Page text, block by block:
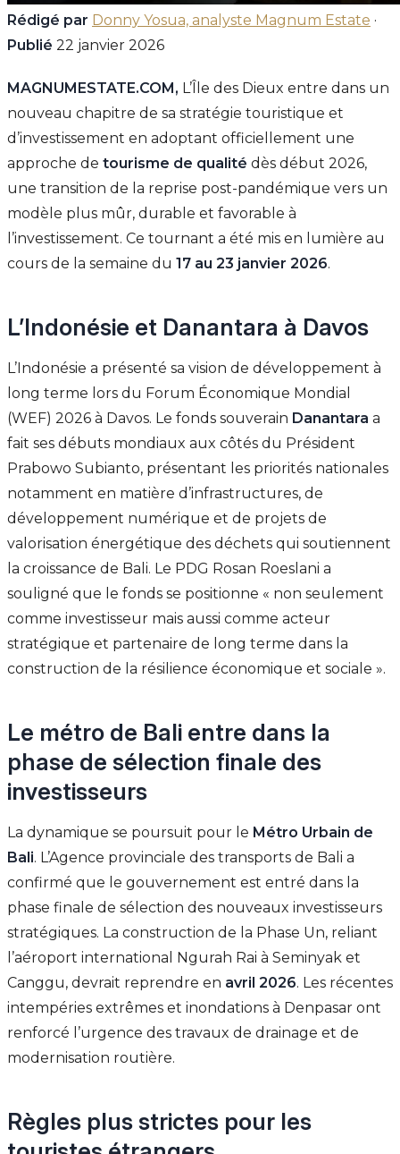
Rédigé par Donny Yosua, analyste Magnum Estate ·
Publié 22 janvier 2026
MAGNUMESTATE.COM, L’Île des Dieux entre dans un
nouveau chapitre de sa stratégie touristique et
d’investissement en adoptant officiellement une
approche de tourisme de qualité dès début 2026,
une transition de la reprise post-pandémique vers un
modèle plus mûr, durable et favorable à
l’investissement. Ce tournant a été mis en lumière au
cours de la semaine du 17 au 23 janvier 2026.
L’Indonésie et Danantara à Davos
L’Indonésie a présenté sa vision de développement à
long terme lors du Forum Économique Mondial
(WEF) 2026 à Davos. Le fonds souverain Danantara a
fait ses débuts mondiaux aux côtés du Président
Prabowo Subianto, présentant les priorités nationales
notamment en matière d’infrastructures, de
développement numérique et de projets de
valorisation énergétique des déchets qui soutiennent
la croissance de Bali. Le PDG Rosan Roeslani a
souligné que le fonds se positionne « non seulement
comme investisseur mais aussi comme acteur
stratégique et partenaire de long terme dans la
construction de la résilience économique et sociale ».
Le métro de Bali entre dans la
phase de sélection finale des
investisseurs
La dynamique se poursuit pour le Métro Urbain de
Bali. L’Agence provinciale des transports de Bali a
confirmé que le gouvernement est entré dans la
phase finale de sélection des nouveaux investisseurs
stratégiques. La construction de la Phase Un, reliant
l’aéroport international Ngurah Rai à Seminyak et
Canggu, devrait reprendre en avril 2026. Les récentes
intempéries extrêmes et inondations à Denpasar ont
renforcé l’urgence des travaux de drainage et de
modernisation routière.
Règles plus strictes pour les